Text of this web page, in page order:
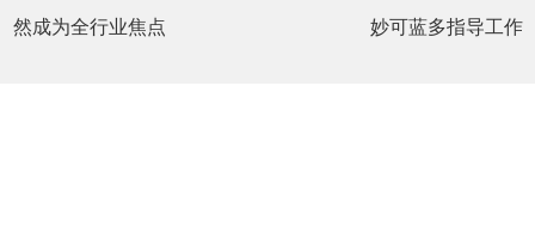
然成为全行业焦点
妙可蓝多指导工作